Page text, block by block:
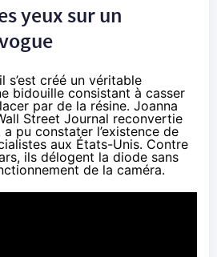
yeux sur un
s’est créé un véritable
bidouille consistant à casser
par de la résine. Joanna
Street Journal reconvertie
pu constater l’existence de
aux États-Unis. Contre
ils délogent la diode sans
de la caméra.